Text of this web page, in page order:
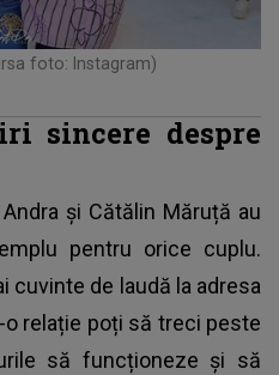
foto: Instagram)
sincere despre
Andra și Cătălin Măruță au
pentru orice cuplu.
cuvinte de laudă la adresa
relație poți să treci peste
să funcționeze și să